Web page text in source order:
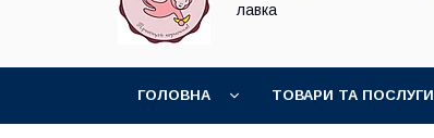
лавка
ГОЛОВНА ТОВАРИ ТА ПОСЛУГИ